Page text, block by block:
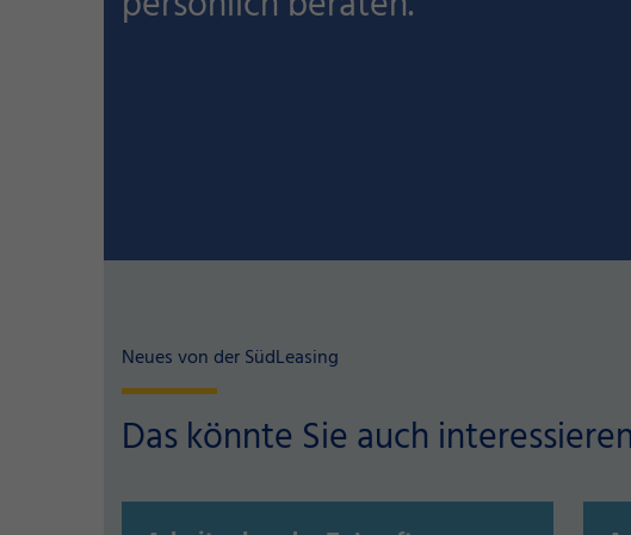
Neues von der SüdLeasing
Das könnte Sie auch interessieren